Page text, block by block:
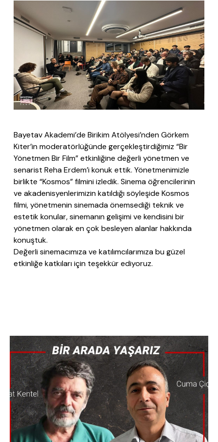
Bayetav Akademi’de Birikim Atölyesi’nden Görkem
Kiter’in moderatörlüğünde gerçekleştirdiğimiz “Bir
Yönetmen Bir Film” etkinliğine değerli yönetmen ve
senarist Reha Erdem’i konuk ettik. Yönetmenimizle
birlikte “Kosmos” filmini izledik. Sinema öğrencilerinin
ve akadenisyenlerimizin katıldığı söyleşide Kosmos
filmi, yönetmenin sinemada önemsediği teknik ve
estetik konular, sinemanın gelişimi ve kendisini bir
yönetmen olarak en çok besleyen alanlar hakkında
konuştuk.
Değerli sinemacımıza ve katılımcılarımıza bu güzel
etkinliğe katkıları için teşekkür ediyoruz.